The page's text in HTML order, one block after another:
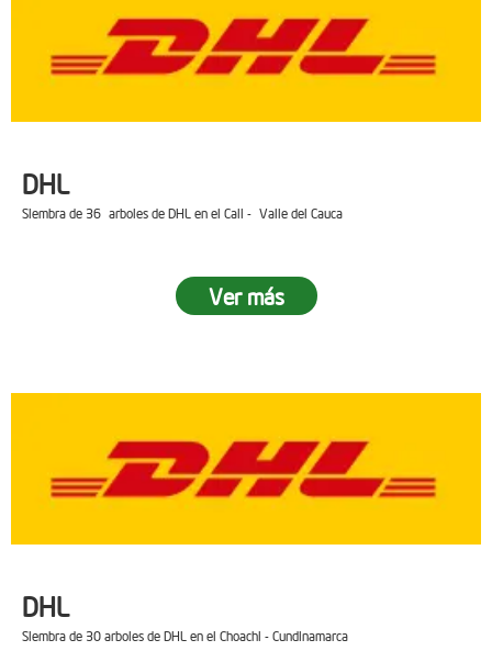
DHL
Siembra de 36 arboles de DHL en el Cali - Valle del Cauca
Ver más
DHL
Siembra de 30 arboles de DHL en el Choachi - Cundinamarca